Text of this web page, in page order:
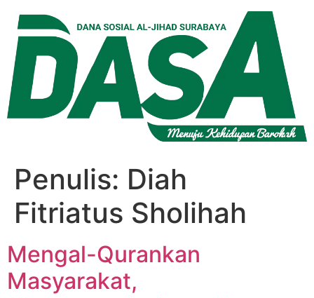
konten
Penulis: Diah
Fitriatus Sholihah
Mengal-Qurankan
Masyarakat,